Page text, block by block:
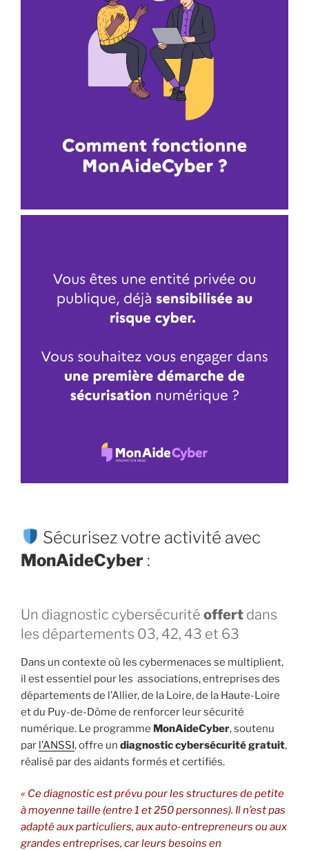
Sécurisez votre activité avec
MonAideCyber :
Un diagnostic cybersécurité offert dans
les départements 03, 42, 43 et 63
Dans un contexte où les cybermenaces se multiplient,
il est essentiel pour les associations, entreprises des
départements de l’Allier, de la Loire, de la Haute-Loire
et du Puy-de-Dôme de renforcer leur sécurité
numérique. Le programme MonAideCyber, soutenu
par l’ANSSI, offre un diagnostic cybersécurité gratuit,
réalisé par des aidants formés et certifiés.
« Ce diagnostic est prévu pour les structures de petite
à moyenne taille (entre 1 et 250 personnes). Il n’est pas
adapté aux particuliers, aux auto-entrepreneurs ou aux
grandes entreprises, car leurs besoins en